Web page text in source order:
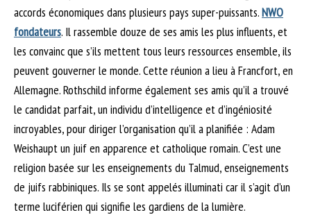
accords économiques dans plusieurs pays super-puissants.NWO
fondateurs. Il rassemble douze de ses amis les plus influents, et
les convainc que s’ils mettent tous leurs ressources ensemble, ils
peuvent gouverner le monde. Cette réunion a lieu à Francfort, en
Allemagne. Rothschild informe également ses amis qu’il a trouvé
le candidat parfait, un individu d’intelligence et d’ingéniosité
incroyables, pour diriger l’organisation qu’il a planifiée : Adam
Weishaupt un juif en apparence et catholique romain. C’est une
religion basée sur les enseignements du Talmud, enseignements
de juifs rabbiniques. Ils se sont appelés illuminati car il s’agit d’un
terme luciférien qui signifie les gardiens de la lumière.